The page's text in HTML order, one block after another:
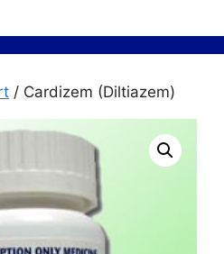
/ Cardizem (Diltiazem)